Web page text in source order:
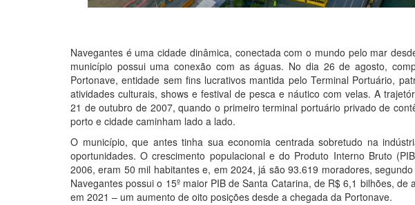
Navegantes é uma cidade dinâmica, conectada com o mundo pelo mar
município possui uma conexão com as águas. No dia 26 de agosto,
Portonave, entidade sem fins lucrativos mantida pelo Terminal Portuário,
atividades culturais, shows e festival de pesca e náutico com velas. A
21 de outubro de 2007, quando o primeiro terminal portuário privado de
porto e cidade caminham lado a lado.
O município, que antes tinha sua economia centrada sobretudo na
oportunidades. O crescimento populacional e do Produto Interno Bruto
2006, eram 50 mil habitantes e, em 2024, já são 93.619 moradores,
Navegantes possui o 15º maior PIB de Santa Catarina, de R$ 6,1 bilhões,
em 2021 – um aumento de oito posições desde a chegada da Portonave.